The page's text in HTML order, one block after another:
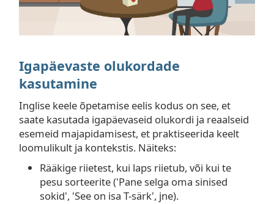
Igapäevaste olukordade
kasutamine
Inglise keele õpetamise eelis kodus on see, et
saate kasutada igapäevaseid olukordi ja reaalseid
esemeid majapidamisest, et praktiseerida keelt
loomulikult ja kontekstis. Näiteks:
Rääkige riietest, kui laps riietub, või kui te
pesu sorteerite ('Pane selga oma sinised
sokid', 'See on isa T-särk', jne).